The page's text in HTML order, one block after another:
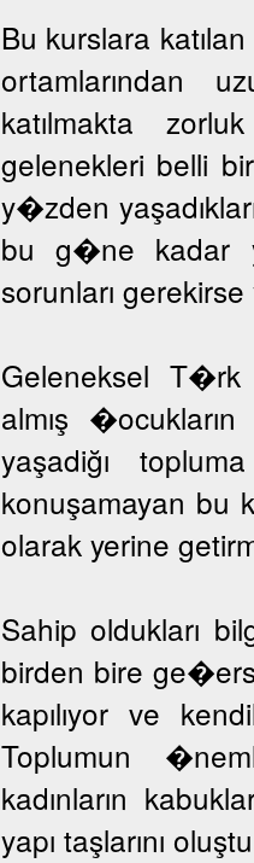
Bu kurslara
ortamlarından
katılmakta
gelenekleri belli
y�zden
bu g�ne kadar
sorunları
Geleneksel
almış
yaşadiğı
konuşamayan bu
olarak yerine
Sahip oldukları
birden bire
kapılıyor ve
Toplumun
kadınların
yapı taşlarını